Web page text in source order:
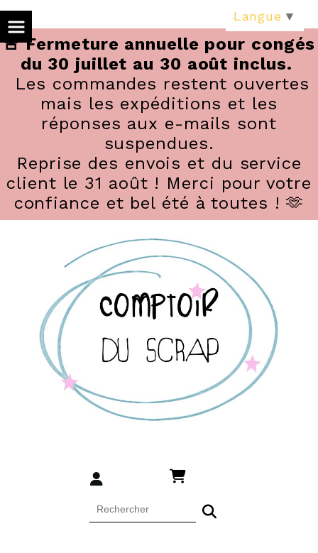
🚨 Fermeture annuelle pour congés
du 30 juillet au 30 août inclus.
Les commandes restent ouvertes
mais les expéditions et les
réponses aux e-mails sont
suspendues.
Reprise des envois et du service
client le 31 août ! Merci pour votre
confiance et bel été à toutes ! 🫶
Langue ▼